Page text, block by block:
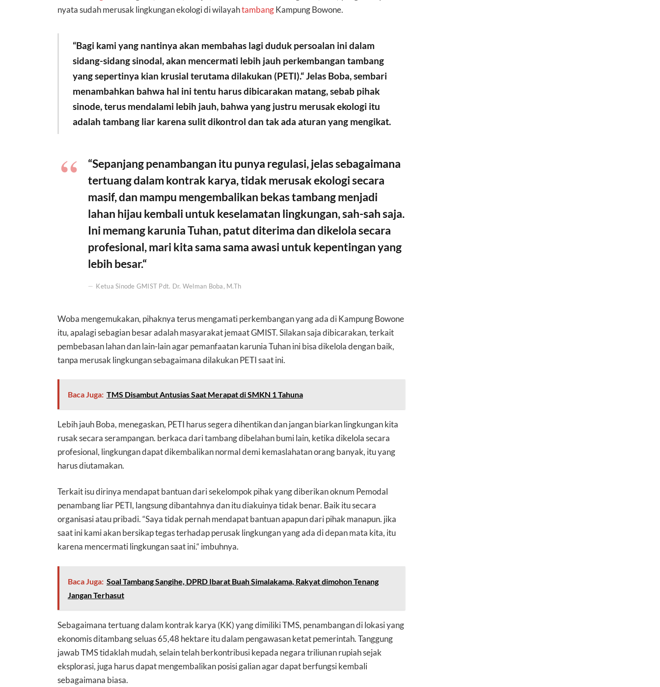
nyata sudah merusak lingkungan ekologi di wilayahtambang Kampung Bowone.
“Bagi kami yang nantinya akan membahas lagi duduk persoalan ini dalam
sidang-sidang sinodal, akan mencermati lebih jauh perkembangan tambang
yang sepertinya kian krusial terutama dilakukan (PETI).“ Jelas Boba, sembari
menambahkan bahwa hal ini tentu harus dibicarakan matang, sebab pihak
sinode, terus mendalami lebih jauh, bahwa yang justru merusak ekologi itu
adalah tambang liar karena sulit dikontrol dan tak ada aturan yang mengikat.
“Sepanjang penambangan itu punya regulasi, jelas sebagaimana
tertuang dalam kontrak karya, tidak merusak ekologi secara
masif, dan mampu mengembalikan bekas tambang menjadi
lahan hijau kembali untuk keselamatan lingkungan, sah-sah saja.
Ini memang karunia Tuhan, patut diterima dan dikelola secara
profesional, mari kita sama sama awasi untuk kepentingan yang
lebih besar.“
Ketua Sinode GMIST Pdt. Dr. Welman Boba, M.Th
Woba mengemukakan, pihaknya terus mengamati perkembangan yang ada di Kampung Bowone
itu, apalagi sebagian besar adalah masyarakat jemaat GMIST. Silakan saja dibicarakan, terkait
pembebasan lahan dan lain-lain agar pemanfaatan karunia Tuhan ini bisa dikelola dengan baik,
tanpa merusak lingkungan sebagaimana dilakukan PETI saat ini.
Baca Juga: TMS Disambut Antusias Saat Merapat di SMKN 1 Tahuna
Lebih jauh Boba, menegaskan, PETI harus segera dihentikan dan jangan biarkan lingkungan kita
rusak secara serampangan. berkaca dari tambang dibelahan bumi lain, ketika dikelola secara
profesional, lingkungan dapat dikembalikan normal demi kemaslahatan orang banyak, itu yang
harus diutamakan.
Terkait isu dirinya mendapat bantuan dari sekelompok pihak yang diberikan oknum Pemodal
penambang liar PETI, langsung dibantahnya dan itu diakuinya tidak benar. Baik itu secara
organisasi atau pribadi. “Saya tidak pernah mendapat bantuan apapun dari pihak manapun. jika
saat ini kami akan bersikap tegas terhadap perusak lingkungan yang ada di depan mata kita, itu
karena mencermati lingkungan saat ini.“ imbuhnya.
Baca Juga: Soal Tambang Sangihe, DPRD Ibarat Buah Simalakama, Rakyat dimohon Tenang
Jangan Terhasut
Sebagaimana tertuang dalam kontrak karya (KK) yang dimiliki TMS, penambangan di lokasi yang
ekonomis ditambang seluas 65,48 hektare itu dalam pengawasan ketat pemerintah. Tanggung
jawab TMS tidaklah mudah, selain telah berkontribusi kepada negara triliunan rupiah sejak
eksplorasi, juga harus dapat mengembalikan posisi galian agar dapat berfungsi kembali
sebagaimana biasa.